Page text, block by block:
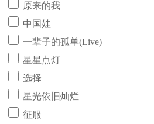
原来的我
中国娃
一辈子的孤单(Live)
星星点灯
选择
星光依旧灿烂
征服